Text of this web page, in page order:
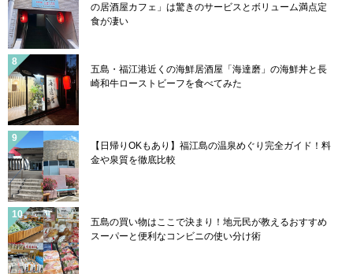
の居酒屋カフェ」は驚きのサービスとボリューム満点定
食が凄い
五島・福江港近くの海鮮居酒屋「海達磨」の海鮮丼と長
崎和牛ローストビーフを食べてみた
【日帰りOKもあり】福江島の温泉めぐり完全ガイド！料
金や泉質を徹底比較
五島の買い物はここで決まり！地元民が教えるおすすめ
スーパーと便利なコンビニの使い分け術